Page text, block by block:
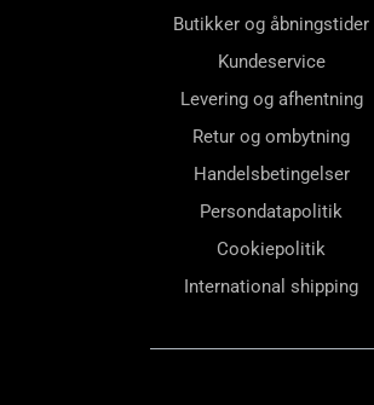
Butikker og åbningstider
Kundeservice
Levering og afhentning
Retur og ombytning
Handelsbetingelser
Persondatapolitik
Cookiepolitik
International shipping